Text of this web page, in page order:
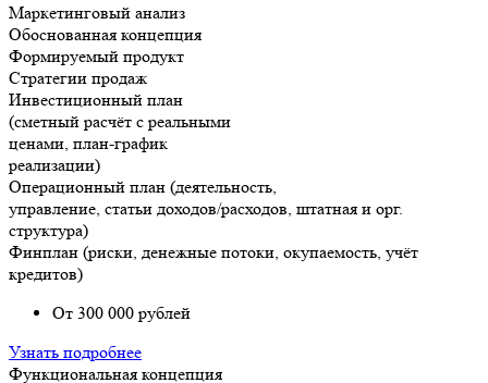
Маркетинговый анализ
Обоснованная концепция
Формируемый продукт
Стратегии продаж
Инвестиционный план
(сметный расчёт с реальными
ценами, план-график
реализации)
Операционный план (деятельность,
управление, статьи доходов/расходов, штатная и орг.
структура)
Финплан (риски, денежные потоки, окупаемость, учёт
кредитов)
От 300 000 рублей
Узнать подробнее
Функциональная концепция